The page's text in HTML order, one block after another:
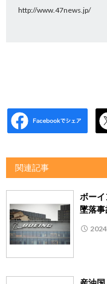
http://www.47news.jp/
関連記事
ボー
墜落事